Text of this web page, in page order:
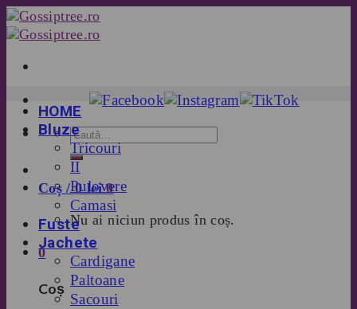
Skip
to
Coș /0lei 0
Nu ai niciun produs în coș.
0
Coș
HOME
Bluze
Tricouri
II
Pulovere
Camasi
Fuste
Jachete
Cardigane
Paltoane
Sacouri